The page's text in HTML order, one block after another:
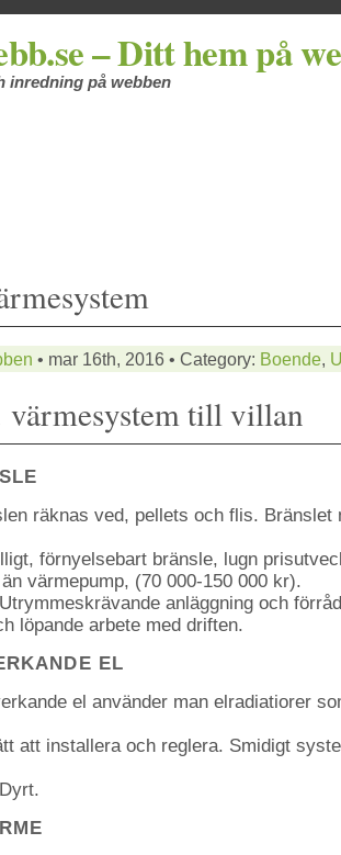
– Ditt hem på
inredning på webben
• mar 16th, 2016 • Category: Boende,
till villan
räknas ved, pellets och flis. Bränslet
förnyelsebart bränsle, lugn
värmepump, (70 000-150 000 kr).
anläggning och
löpande arbete med driften.
EL
el använder man elradiatiorer
att installera och reglera. Smidigt